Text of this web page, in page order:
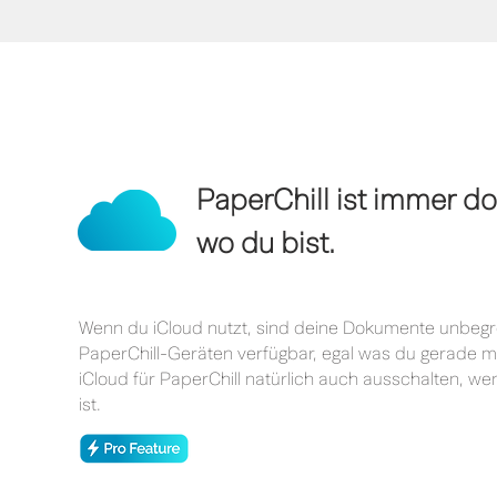
PaperChill ist immer
wo du bist.
Wenn du iCloud nutzt, sind deine Dokumente
PaperChill-Geräten verfügbar, egal was du gerade
iCloud für PaperChill natürlich auch ausschalten,
ist.